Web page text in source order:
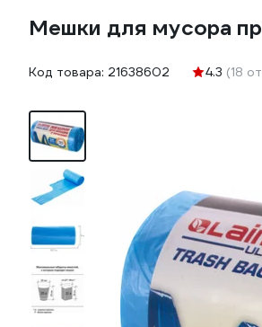
Мешки для мусора
Код товара: 21638602 4.3 (18